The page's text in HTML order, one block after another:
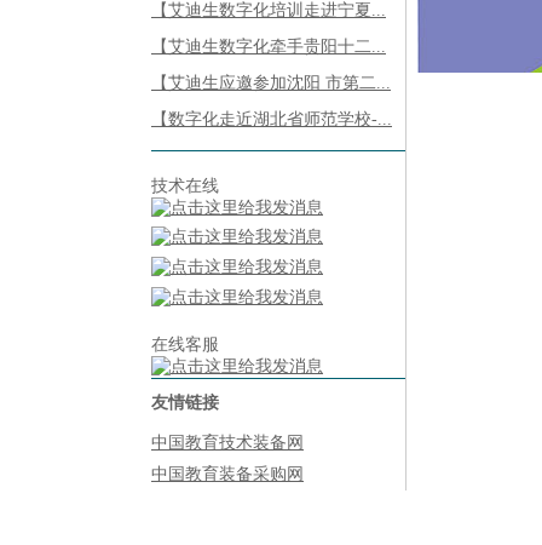
【艾迪生数字化培训走进宁夏...
【艾迪生数字化牵手贵阳十二...
【艾迪生应邀参加沈阳 市第二...
【数字化走近湖北省师范学校-...
技术在线
在线客服
友情链接
中国教育技术装备网
中国教育装备采购网